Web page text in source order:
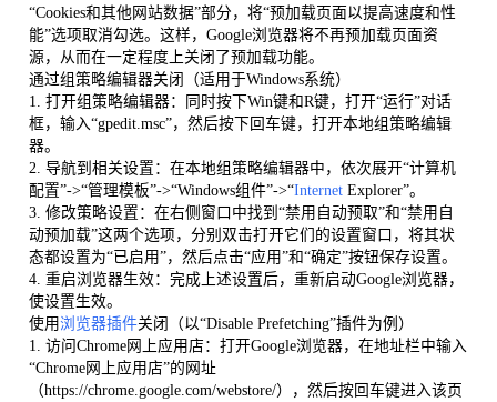
“Cookies和其他网站数据”部分，将“预加载页面以提高速度和性
能”选项取消勾选。这样，Google浏览器将不再预加载页面资
源，从而在一定程度上关闭了预加载功能。
通过组策略编辑器关闭（适用于Windows系统）
1. 打开组策略编辑器：同时按下Win键和R键，打开“运行”对话
框，输入“gpedit.msc”，然后按下回车键，打开本地组策略编辑
器。
2. 导航到相关设置：在本地组策略编辑器中，依次展开“计算机
配置”->“管理模板”->“Windows组件”->“InternetExplorer”。
3. 修改策略设置：在右侧窗口中找到“禁用自动预取”和“禁用自
动预加载”这两个选项，分别双击打开它们的设置窗口，将其状
态都设置为“已启用”，然后点击“应用”和“确定”按钮保存设置。
4. 重启浏览器生效：完成上述设置后，重新启动Google浏览器，
使设置生效。
使用浏览器插件关闭（以“Disable Prefetching”插件为例）
1. 访问Chrome网上应用店：打开Google浏览器，在地址栏中输入
“Chrome网上应用店”的网址
（https://chrome.google.com/webstore/），然后按回车键进入该页